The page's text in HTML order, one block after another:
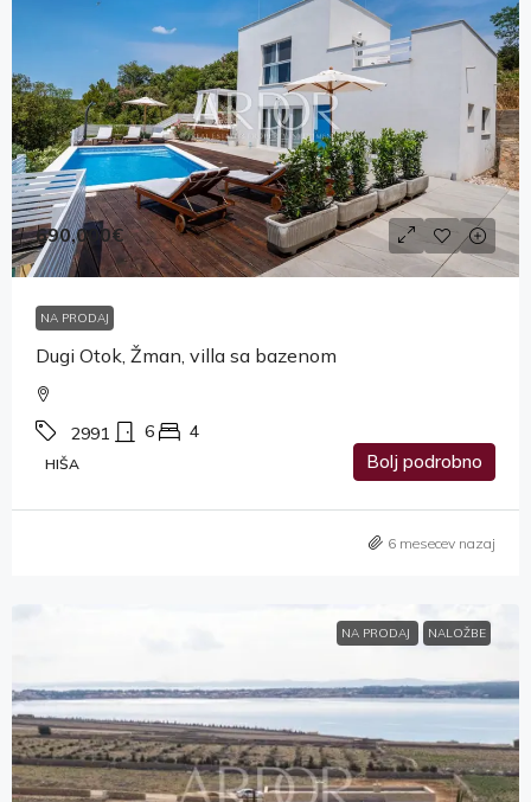
690,000€
NA PRODAJ
Dugi Otok, Žman, villa sa bazenom
2991 6 4
HIŠA Bolj podrobno
6 mesecev nazaj
NA PRODAJ NALOŽBE